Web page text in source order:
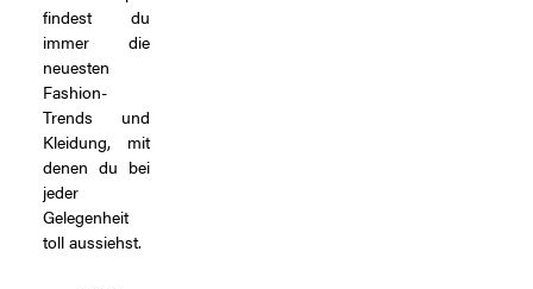
findest du
immer die
neuesten
Fashion-
Trends und
Kleidung, mit
denen du bei
jeder
Gelegenheit
toll aussiehst.